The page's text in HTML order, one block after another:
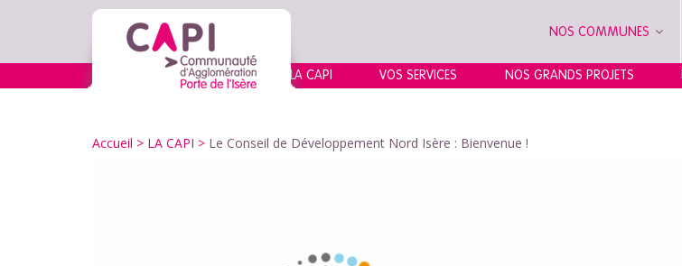
NOS COMMUNES
LA CAPI VOS SERVICES NOS GRANDS PROJETS
Accueil > LA CAPI > Le Conseil de Développement Nord Isère : Bienvenue !